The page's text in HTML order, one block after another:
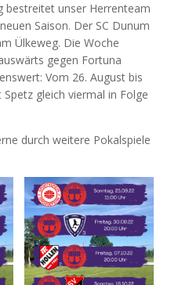
bestreitet unser Herrenteam
Saison. Der SC Dunum
Ülkeweg. Die Woche
gegen Fortuna
Vom 26. August bis
gleich viermal in Folge
durch weitere Pokalspiele